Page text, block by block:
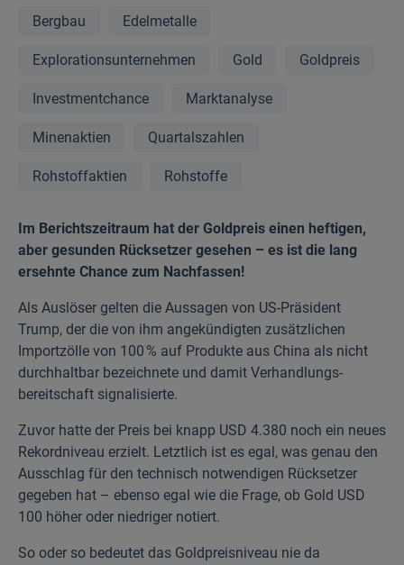
Bergbau Edelmetalle
Explorationsunternehmen Gold Goldpreis
Investmentchance Marktanalyse
Minenaktien Quartalszahlen
Rohstoffaktien Rohstoffe
Im Berichts­zeitraum hat der Gold­preis einen heftigen,
aber gesunden Rück­setzer gesehen – es ist die lang
ersehnte Chance zum Nach­fassen!
Als Auslöser gelten die Aussagen von US-Präsident
Trump, der die von ihm angekündigten zusätzlichen
Import­zölle von 100 % auf Produkte aus China als nicht
durch­halt­bar bezeichnete und damit Verhandlungs­
bereitschaft signalisierte.
Zuvor hatte der Preis bei knapp USD 4.380 noch ein neues
Rekord­niveau erzielt. Letztlich ist es egal, was genau den
Ausschlag für den technisch not­wendigen Rück­setzer
gegeben hat – ebenso egal wie die Frage, ob Gold USD
100 höher oder niedriger notiert.
So oder so bedeutet das Gold­preis­niveau nie da